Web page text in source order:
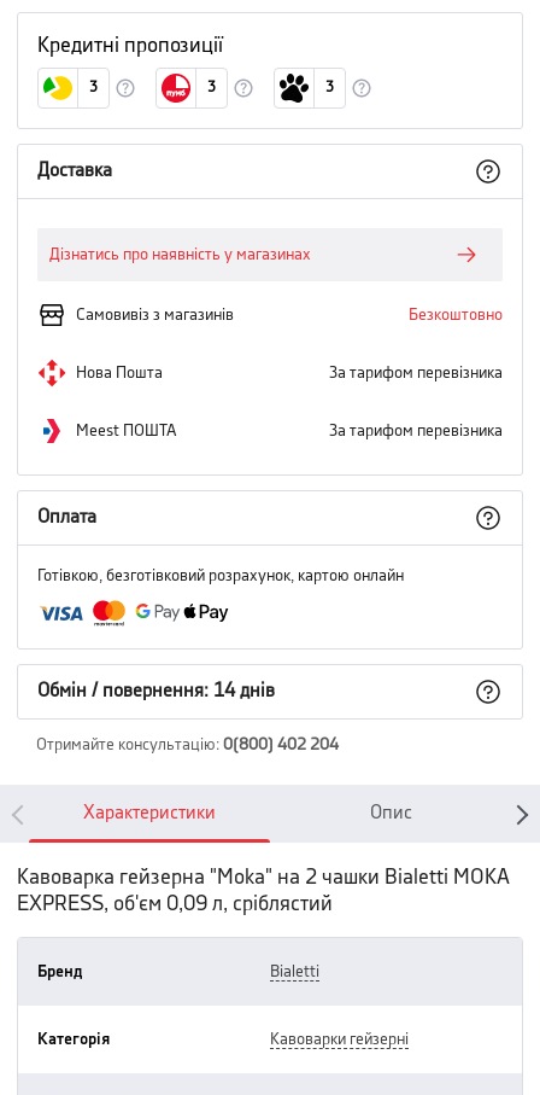
Кредитні пропозиції
3 3 3
Доставка
Дізнатись про наявність у магазинах
Самовивіз з магазинів Безкоштовно
Нова Пошта За тарифом перевізника
Meest ПОШТА За тарифом перевізника
Оплата
Готівкою, безготівковий розрахунок, картою онлайн
Обмін / повернення: 14 днів
Отримайте консультацію: 0(800) 402 204
Характеристики Опис
Кавоварка гейзерна "Moka" на 2 чашки Bialetti MOKA
EXPRESS, об'єм 0,09 л, сріблястий
Бренд bialetti
Категорія кавоварки гейзерні